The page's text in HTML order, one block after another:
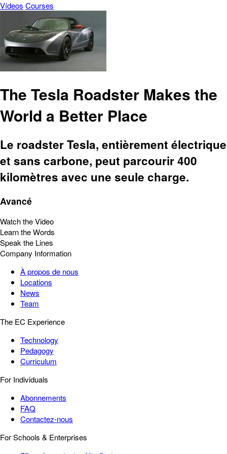
Vídeos Courses
The Tesla Roadster Makes the
World a Better Place
Le roadster Tesla, entièrement électrique
et sans carbone, peut parcourir 400
kilomètres avec une seule charge.
Avancé
Watch the Video
Learn the Words
Speak the Lines
Company Information
À propos de nous
Locations
News
Team
The EC Experience
Technology
Pedagogy
Curriculum
For Individuals
Abonnements
FAQ
Contactez-nous
For Schools & Enterprises